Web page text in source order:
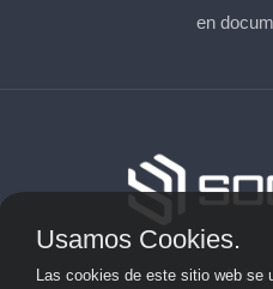
en
Aviso
Usamos Cookies.
Las cookies de este sitio web se